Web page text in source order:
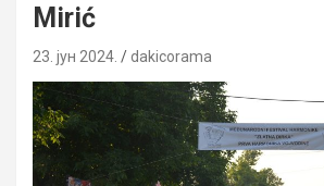
Mirić
23. јун 2024. dakicorama